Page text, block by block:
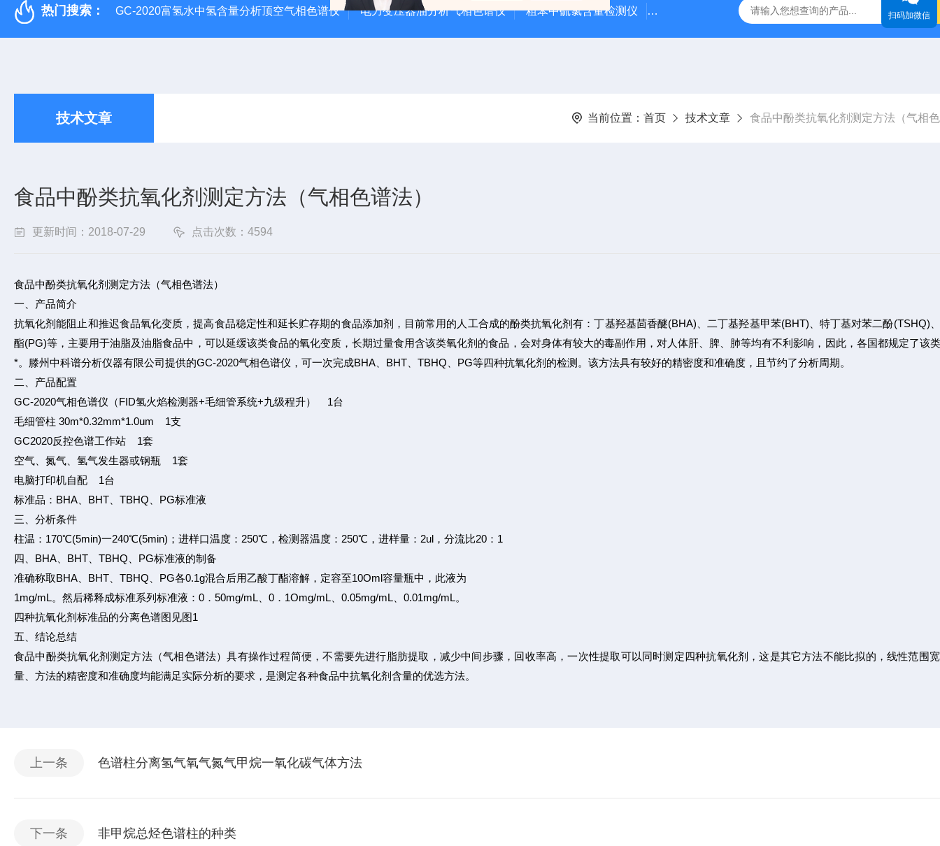
热门搜索： GC-2020富氢水中氢含量分析顶空气相色谱仪 电力变压器油分析气相色谱仪 粗苯中硫氯含量检测仪 国产气相色谱仪价格/国产气相色谱仪厂家 粗苯中三
技术文章 当前位置： 首页 技术文章 食品中酚类抗氧化剂测定方法（气相
食品中酚类抗氧化剂测定方法（气相色谱法）
更新时间：2018-07-29 点击次数：4594
食品中酚类抗氧化剂测定方法（气相色谱法）
一、产品简介
抗氧化剂能阻止和推迟食品氧化变质，提高食品稳定性和延长贮存期的食品添加剂，目前常用的人工合成的酚类抗氧化剂有：丁基羟基茴香醚(BHA)、二丁基羟基甲苯(BHT)、特丁基对苯二酚(TSHQ)
酯(PG)等，主要用于油脂及油脂食品中，可以延缓该类食品的氧化变质，长期过量食用含该类氧化剂的食品，会对身体有较大的毒副作用，对人体肝、脾、肺等均有不利影响，因此，各国都规定了该
*。滕州中科谱分析仪器有限公司提供的GC-2020气相色谱仪，可一次完成BHA、BHT、TBHQ、PG等四种抗氧化剂的检测。该方法具有较好的精密度和准确度，且节约了分析周期。
二、产品配置
GC-2020气相色谱仪（FID氢火焰检测器+毛细管系统+九级程升） 1台
毛细管柱 30m*0.32mm*1.0um 1支
GC2020反控色谱工作站 1套
空气、氮气、氢气发生器或钢瓶 1套
电脑打印机自配 1台
标准品：BHA、BHT、TBHQ、PG标准液
三、分析条件
柱温：170℃(5min)一240℃(5min)；进样口温度：250℃，检测器温度：250℃，进样量：2ul，分流比20：1
四、BHA、BHT、TBHQ、PG标准液的制备
准确称取BHA、BHT、TBHQ、PG各0.1g混合后用乙酸丁酯溶解，定容至10Oml容量瓶中，此液为
1mg/mL。然后稀释成标准系列标准液：0．50mg/mL、0．1Omg/mL、0.05mg/mL、0.01mg/mL。
四种抗氧化剂标准品的分离色谱图见图1
五、结论总结
食品中酚类抗氧化剂测定方法（气相色谱法）具有操作过程简便，不需要先进行脂肪提取，减少中间步骤，回收率高，一次性提取可以同时测定四种抗氧化剂，这是其它方法不能比拟的，线性范围
量、方法的精密度和准确度均能满足实际分析的要求，是测定各种食品中抗氧化剂含量的优选方法。
上一条 色谱柱分离氢气氧气氮气甲烷一氧化碳气体方法
下一条 非甲烷总烃色谱柱的种类
扫码加微信